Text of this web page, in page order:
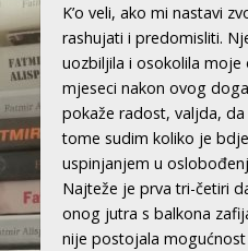
K’o veli, ako mi nastavi
rashujati i predomisliti.
uozbiljila i osokolila moje
mjeseci nakon ovog
pokaže radost, valjda,
tome sudim koliko je
uspinjanjem u
Najteže je prva tri-četiri
onog jutra s balkona
nije postojala